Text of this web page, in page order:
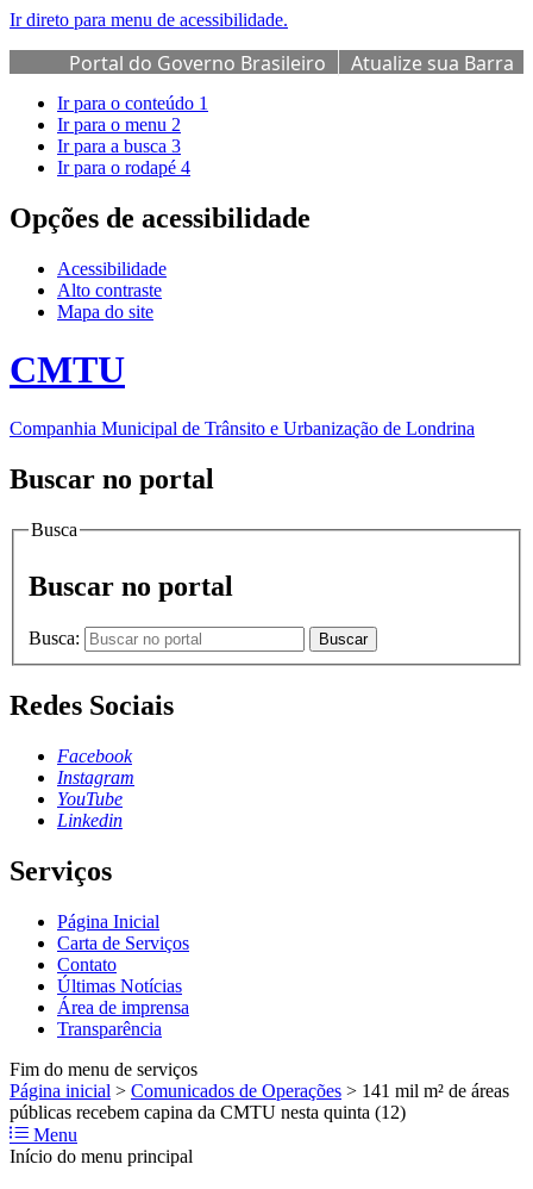
Ir direto para menu de acessibilidade.
Portal do Governo Brasileiro
Atualize sua Barra
de Governo
Ir para o conteúdo 1
Ir para o menu 2
Ir para a busca 3
Ir para o rodapé 4
Opções de acessibilidade
Acessibilidade
Alto contraste
Mapa do site
CMTU
Companhia Municipal de Trânsito e Urbanização de Londrina
Buscar no portal
Busca
Buscar no portal
Busca: Buscar
Redes Sociais
Facebook
Instagram
YouTube
Linkedin
Serviços
Página Inicial
Carta de Serviços
Contato
Últimas Notícias
Área de imprensa
Transparência
Fim do menu de serviços
Página inicial > Comunicados de Operações > 141 mil m² de áreas
públicas recebem capina da CMTU nesta quinta (12)
Menu
Início do menu principal